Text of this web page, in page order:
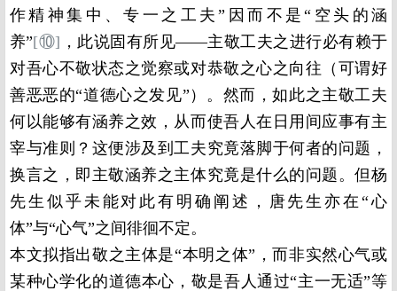
作精神集中、专一之工夫”因而不是“空头的涵
养”[⑩] ，此说固有所见——主敬工夫之进行必有赖于
对吾心不敬状态之觉察或对恭敬之心之向往（可谓好
善恶恶的“道德心之发见”）。然而，如此之主敬工夫
何以能够有涵养之效，从而使吾人在日用间应事有主
宰与准则？这便涉及到工夫究竟落脚于何者的问题，
换言之，即主敬涵养之主体究竟是什么的问题。但杨
先生似乎未能对此有明确阐述，唐先生亦在“心
体”与“心气”之间徘徊不定。
本文拟指出敬之主体是“本明之体”，而非实然心气或
某种心学化的道德本心，敬是吾人通过“主一无适”等